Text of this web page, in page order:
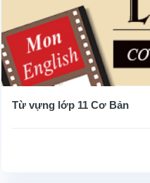
Từ vựng lớp 11 Cơ Bản